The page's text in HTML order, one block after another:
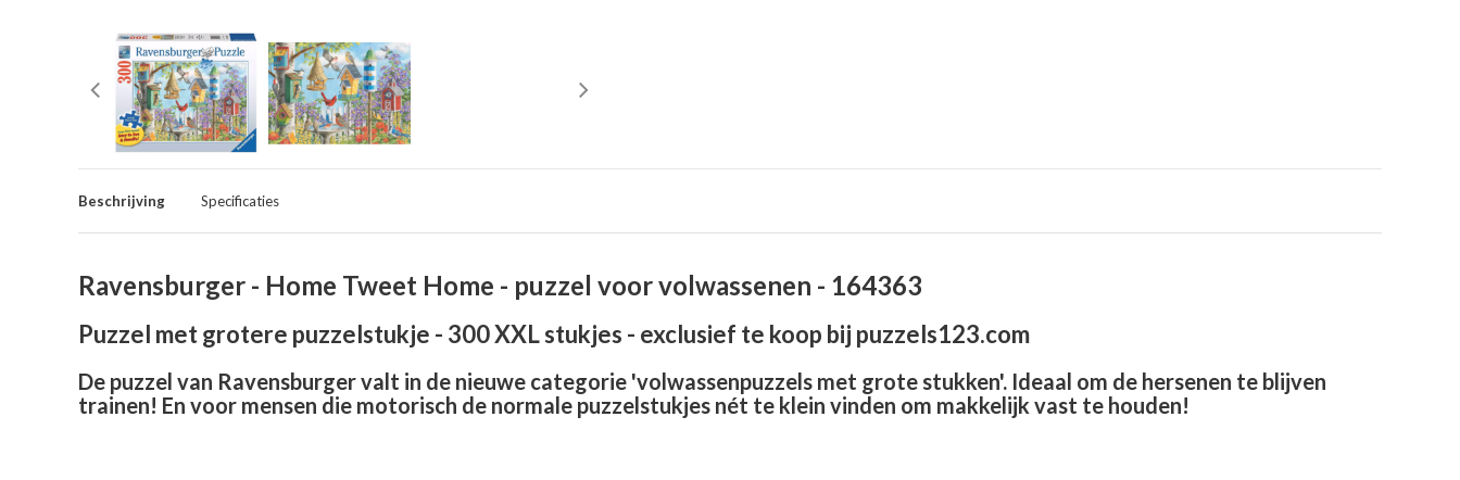
Beschrijving Specificaties
Ravensburger - Home Tweet Home - puzzel voor volwassenen - 164363
Puzzel met grotere puzzelstukje - 300 XXL stukjes - exclusief te koop bij puzzels123.com
De puzzel van Ravensburger valt in de nieuwe categorie 'volwassenpuzzels met grote stukken'. Ideaal om de hersenen te blijven
trainen! En voor mensen die motorisch de normale puzzelstukjes nét te klein vinden om makkelijk vast te houden!